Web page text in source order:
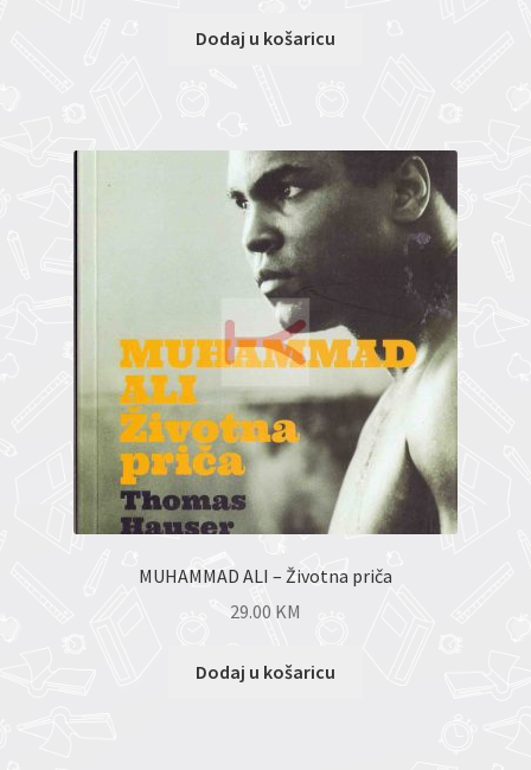
Dodaj u košaricu
MUHAMMAD ALI – Životna priča
29.00 KM
Dodaj u košaricu